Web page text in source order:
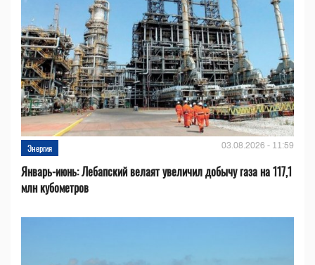
Энергия 03.08.2026 - 11:59
Январь-июнь: Лебапский велаят увеличил добычу газа на 117,1
млн кубометров